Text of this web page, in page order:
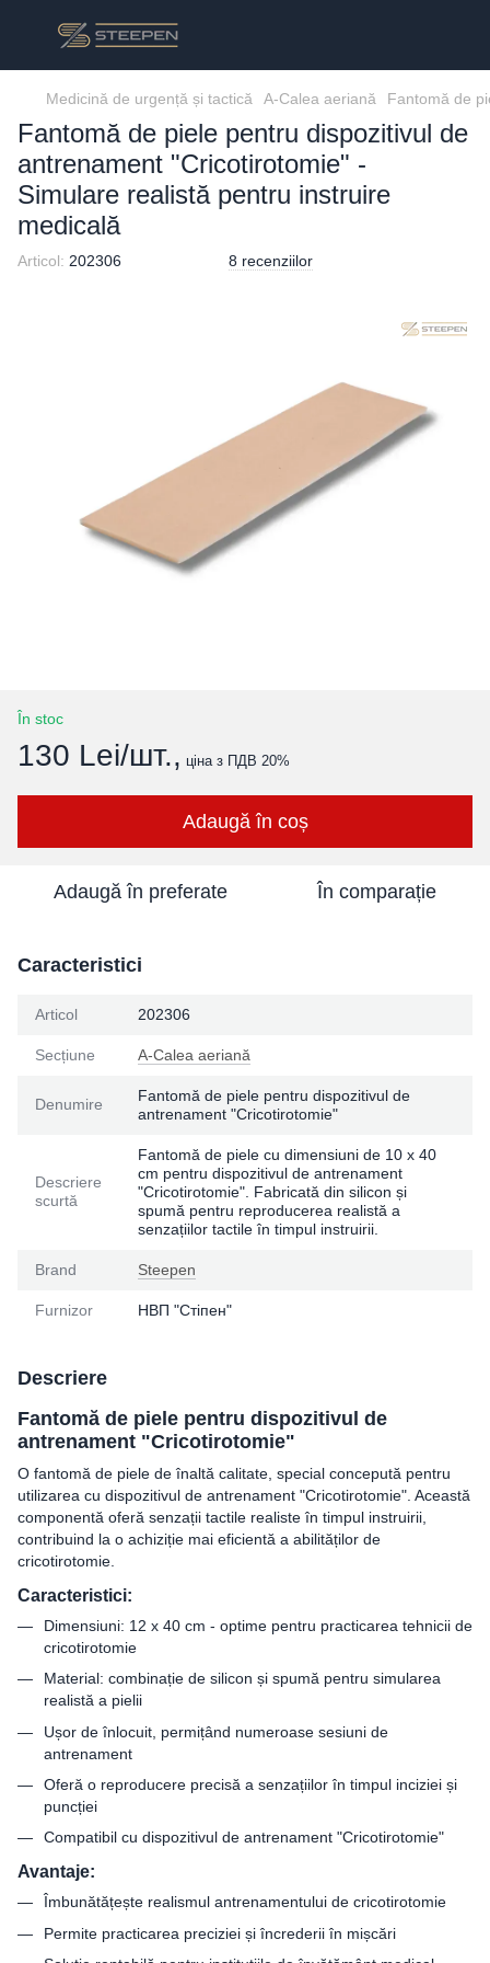
Medicină de urgență și tactică A-Calea aeriană Fantomă de
Fantomă de piele pentru dispozitivul de
antrenament "Cricotirotomie" -
Simulare realistă pentru instruire
medicală
Articol: 202306 8 recenziilor
În stoc
130 Lei/шт., ціна з ПДВ 20%
Adaugă în coș
Adaugă în preferate În comparație
Caracteristici
Articol 202306
Seсțiune A-Calea aeriană
Denumire
Fantomă de piele pentru dispozitivul de
antrenament "Cricotirotomie"
Descriere
scurtă
Fantomă de piele cu dimensiuni de 10 x 40
cm pentru dispozitivul de antrenament
"Cricotirotomie". Fabricată din silicon și
spumă pentru reproducerea realistă a
senzațiilor tactile în timpul instruirii.
Brand Steepen
Furnizor НВП "Стіпен"
Descriere
Fantomă de piele pentru dispozitivul de
antrenament "Cricotirotomie"
O fantomă de piele de înaltă calitate, special concepută pentru
utilizarea cu dispozitivul de antrenament "Cricotirotomie". Această
componentă oferă senzații tactile realiste în timpul instruirii,
contribuind la o achiziție mai eficientă a abilităților de
cricotirotomie.
Caracteristici:
Dimensiuni: 12 x 40 cm - optime pentru practicarea tehnicii de
cricotirotomie
Material: combinație de silicon și spumă pentru simularea
realistă a pielii
Ușor de înlocuit, permițând numeroase sesiuni de
antrenament
Oferă o reproducere precisă a senzațiilor în timpul inciziei și
puncției
Compatibil cu dispozitivul de antrenament "Cricotirotomie"
Avantaje:
Îmbunătățește realismul antrenamentului de cricotirotomie
Permite practicarea preciziei și încrederii în mișcări